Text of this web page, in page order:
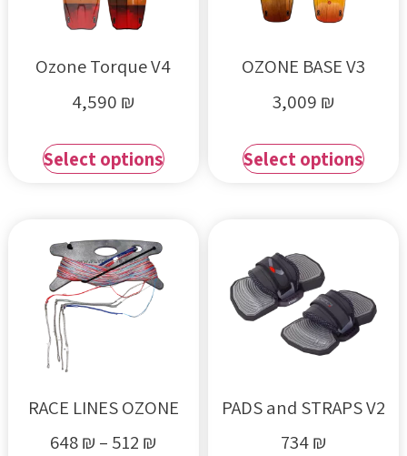
OZONE BASE V3
3,009 ₪
Select options
Ozone Torque V4
4,590 ₪
Select options
PADS and STRAPS V2
734₪
RACE LINES OZONE
512 ₪
–
648₪